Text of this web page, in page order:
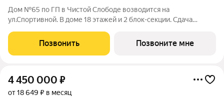
Дом №65 по ГП в Чистой Слободе возводится на
ул.Спортивной. В доме 18 этажей и 2 блок-секции. Сдача
жителей в доме предусмотрены: видеонаблюдение в местах
общего пользования и во дворе,
Позвонить Позвоните мне
4 450 000 ₽
от 18 649 ₽ в месяц